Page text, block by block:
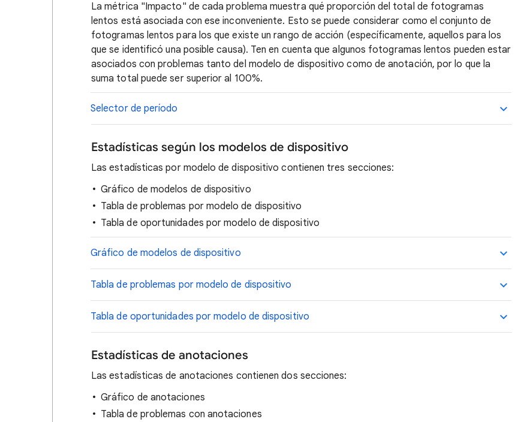
La métrica "Impacto" de cada problema muestra qué proporción del total de fotogramas
lentos está asociada con ese inconveniente. Esto se puede considerar como el conjunto de
fotogramas lentos para los que existe un rango de acción (específicamente, aquellos para los
que se identificó una posible causa). Ten en cuenta que algunos fotogramas lentos pueden estar
asociados con problemas tanto del modelo de dispositivo como de anotación, por lo que la
suma total puede ser superior al 100%.
Selector de período
Estadísticas según los modelos de dispositivo
Las estadísticas por modelo de dispositivo contienen tres secciones:
Gráfico de modelos de dispositivo
Tabla de problemas por modelo de dispositivo
Tabla de oportunidades por modelo de dispositivo
Gráfico de modelos de dispositivo
Tabla de problemas por modelo de dispositivo
Tabla de oportunidades por modelo de dispositivo
Estadísticas de anotaciones
Las estadísticas de anotaciones contienen dos secciones:
Gráfico de anotaciones
Tabla de problemas con anotaciones